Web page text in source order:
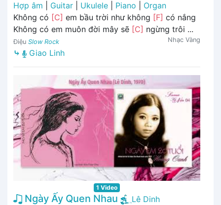
Hợp âm
Guitar Ukulele Piano
Organ
Không có [C] em bầu trời như không [F] có nắng
Không có em muôn đời mây sẽ [C] ngừng trôi ...
Điệu Slow Rock Nhạc Vàng
⤷ Giao Linh
1 Video
Ngày Ấy Quen Nhau
Lê Dinh